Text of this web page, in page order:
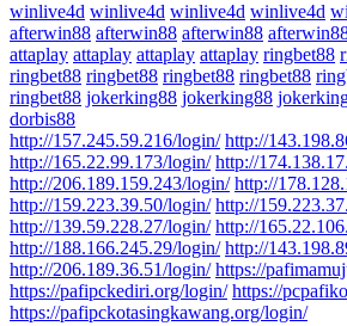
winlive4d winlive4d winlive4d winlive4d
afterwin88 afterwin88 afterwin88
attaplay attaplay attaplay attaplay ringbet88
ringbet88 ringbet88 ringbet88 ringbet88
ringbet88 jokerking88 jokerking88
dorbis88
http://157.245.59.216/login/ http://
http://165.22.99.173/login/ http://
http://206.189.159.243/login/ http://
http://159.223.39.50/login/ http://
http://139.59.228.27/login/ http://
http://188.166.245.29/login/ http://
http://206.189.36.51/login/ https://
https://pafipckediri.org/login/ https://
https://pafipckotasingkawang.org/login/